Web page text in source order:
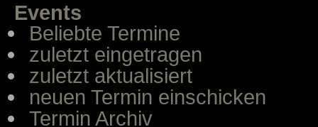
Events
Beliebte Termine
zuletzt eingetragen
zuletzt aktualisiert
neuen Termin einschicken
Termin Archiv